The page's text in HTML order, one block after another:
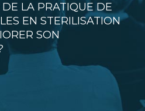
LA PRATIQUE DE
EN STERILISATION
SON